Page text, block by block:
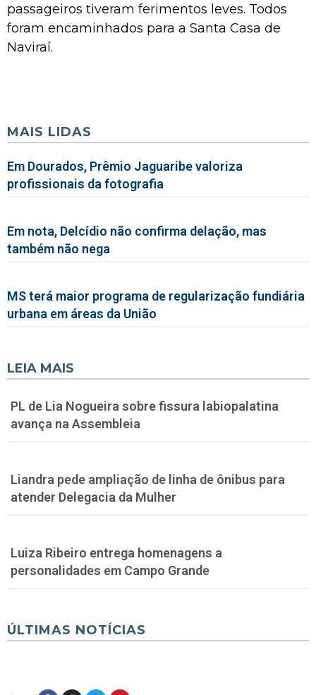
passageiros tiveram ferimentos leves. Todos
foram encaminhados para a Santa Casa de
Naviraí.
MAIS LIDAS
Em Dourados, Prêmio Jaguaribe valoriza
profissionais da fotografia
Em nota, Delcídio não confirma delação, mas
também não nega
MS terá maior programa de regularização fundiária
urbana em áreas da União
LEIA MAIS
PL de Lia Nogueira sobre fissura labiopalatina
avança na Assembleia
Liandra pede ampliação de linha de ônibus para
atender Delegacia da Mulher
Luiza Ribeiro entrega homenagens a
personalidades em Campo Grande
ÚLTIMAS NOTÍCIAS